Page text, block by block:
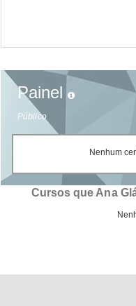
Painel
Público
Nenhum
Cursos que Ana